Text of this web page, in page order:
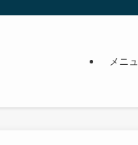
メニ